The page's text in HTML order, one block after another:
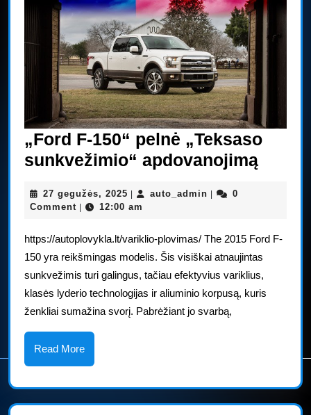
„Ford F-150“ pelnė „Teksaso
sunkvežimio“ apdovanojimą„Ford
27 gegužės, 2025 27
gegužės,
auto_admin auto_admin
0
Comment
12:00 am
https://autoplovykla.lt/variklio-plovimas/ The 2015 Ford F-
150 yra reikšmingas modelis. Šis visiškai atnaujintas
sunkvežimis turi galingus, tačiau efektyvius variklius,
klasės lyderio technologijas ir aliuminio korpusą, kuris
ženkliai sumažina svorį. Pabrėžiant jo svarbą,
Read MoreRead
More